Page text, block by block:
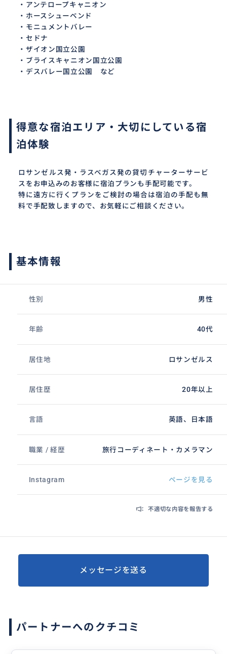
・アンテロープキャニオン
・ホースシューベンド
・モニュメントバレー
・セドナ
・ザイオン国立公園
・ブライスキャニオン国立公園
・デスバレー国立公園 など
得意な宿泊エリア・大切にしている宿
泊体験
ロサンゼルス発・ラスベガス発の貸切チャーターサービ
スをお申込みのお客様に宿泊プランも手配可能です。
特に遠方に行くプランをご検討の場合は宿泊の手配も無
料で手配致しますので、お気軽にご相談ください。
基本情報
性別 男性
年齢 40代
居住地 ロサンゼルス
居住歴 20年以上
言語 英語、日本語
職業 / 経歴 旅行コーディネート・カメラマン
Instagram ページを見る
不適切な内容を報告する
メッセージを送る
パートナーへのクチコミ